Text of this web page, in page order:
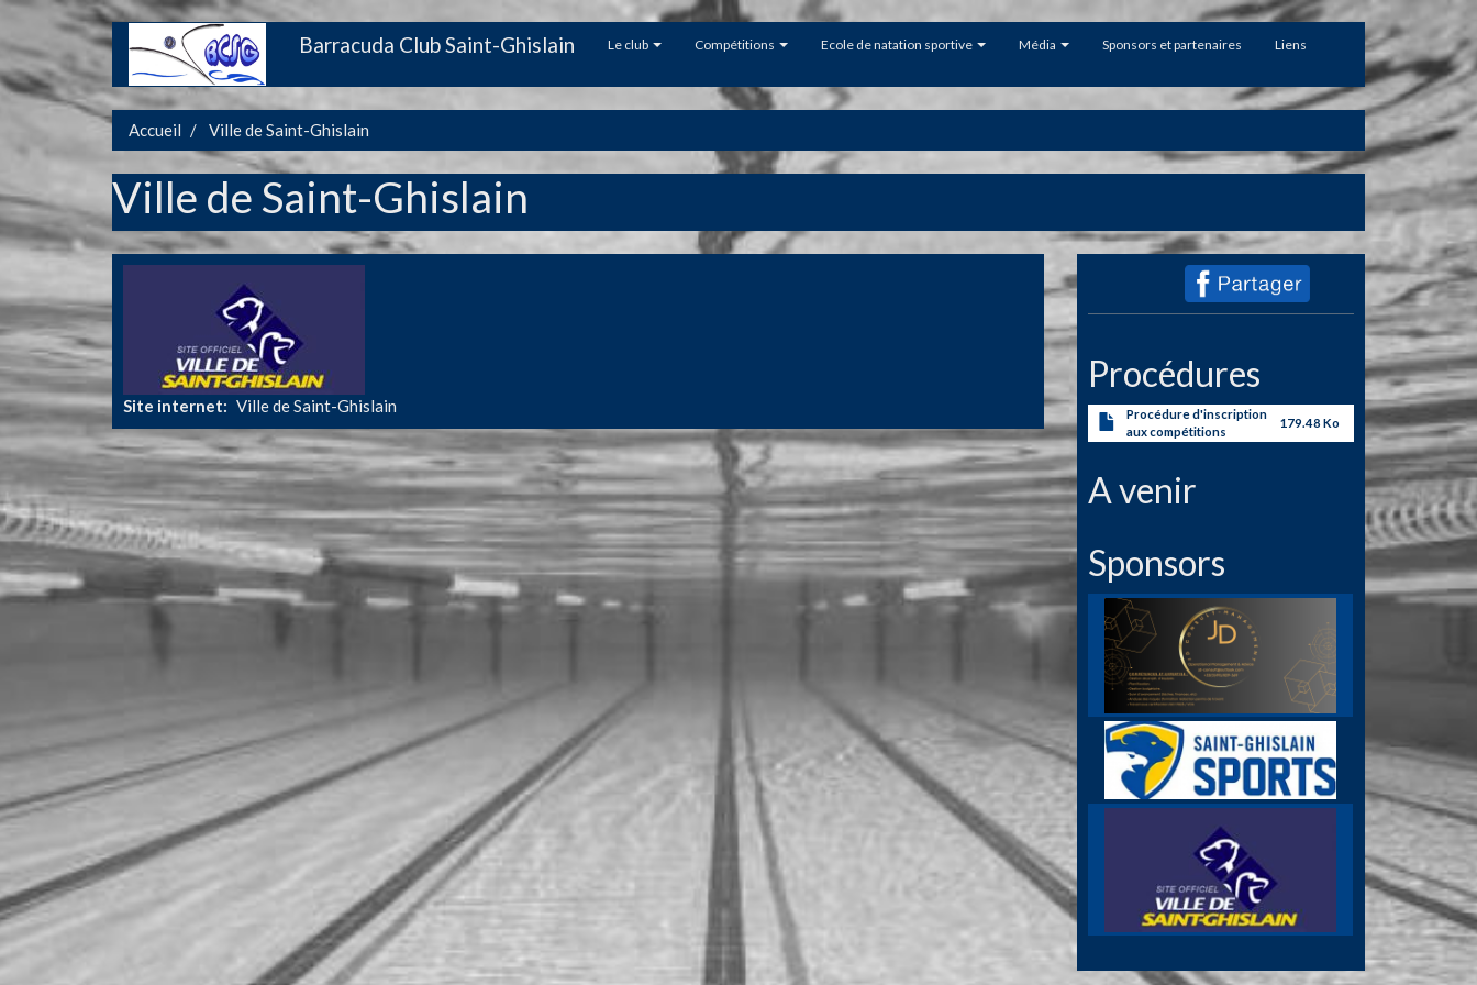
au
contenu
principal
Barracuda Club Saint-Ghislain
Main
navigation
Le club Compétitions Ecole de natation sportive Média Sponsors et partenaires Liens
Accueil Ville de Saint-Ghislain
Ville de Saint-Ghislain
Site internet Ville de Saint-Ghislain
Procédures
Procédure d'inscription
aux compétitions
179.48 Ko
A venir
Sponsors